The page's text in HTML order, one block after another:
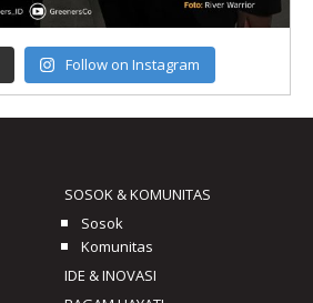
Follow on Instagram
SOSOK & KOMUNITAS
Sosok
Komunitas
IDE & INOVASI